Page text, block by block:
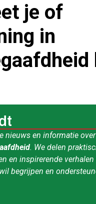
je of
in
nieuws en informatie over
. We delen
en inspirerende
begrijpen en